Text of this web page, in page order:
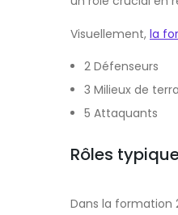
Visuellement, la
2 Défenseurs
3 Milieux de
5 Attaquants
Rôles
Dans la formation